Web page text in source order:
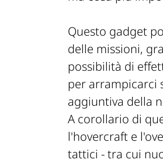
Questo gadget
delle missioni,
possibilità di
per arrampicarci
aggiuntiva della
A corollario di
l'hovercraft e
tattici - tra cui